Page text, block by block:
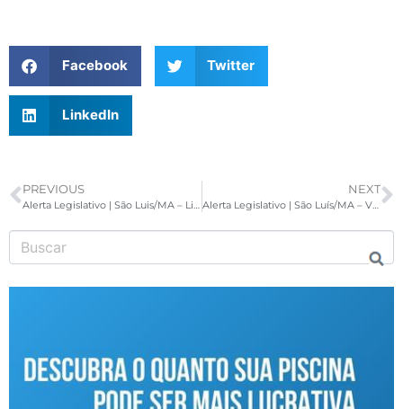
Facebook Twitter
LinkedIn
PREVIOUS
Alerta Legislativo | São Luis/MA – Livre acesso de personal trainers
NEXT
Alerta Legislativo | São Luís/MA – Vitória ACAD Brasil!